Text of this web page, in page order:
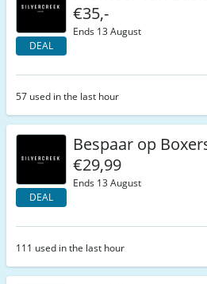
DEAL
€35,-
Ends 13 August
57 used in the last hour
DEAL
Bespaar op
€29,99
Ends 13 August
111 used in the last hour